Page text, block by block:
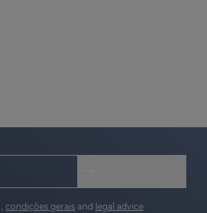
, condições gerais and legal advice